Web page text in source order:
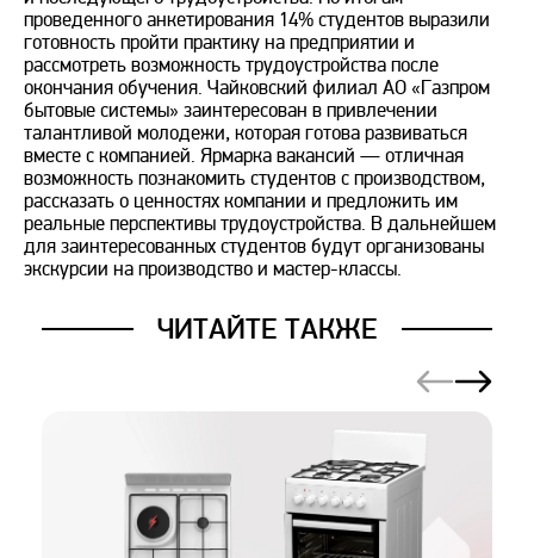
проведенного анкетирования 14% студентов выразили
готовность пройти практику на предприятии и
рассмотреть возможность трудоустройства после
окончания обучения. Чайковский филиал АО «Газпром
бытовые системы» заинтересован в привлечении
талантливой молодежи, которая готова развиваться
вместе с компанией. Ярмарка вакансий — отличная
возможность познакомить студентов с производством,
рассказать о ценностях компании и предложить им
реальные перспективы трудоустройства. В дальнейшем
для заинтересованных студентов будут организованы
экскурсии на производство и мастер-классы.
ЧИТАЙТЕ ТАКЖЕ